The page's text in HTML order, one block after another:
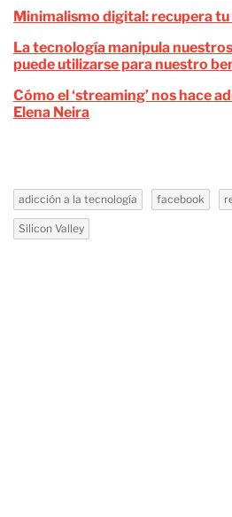
Minimalismo digital: recupera tu
La tecnología manipula
puede utilizarse para nuestro
Cómo el ‘streaming’ nos hace
Elena Neira
adicción a la tecnología facebook
Silicon Valley